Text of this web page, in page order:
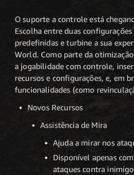
O suporte a controle está
Escolha entre duas
predefinidas e turbine a sua
World. Como parte da
a jogabilidade com controle,
recursos e configurações, e, em
funcionalidades (como
Novos Recursos
Assistência de Mira
Ajuda a mirar nos
Disponível apenas
ataques contra